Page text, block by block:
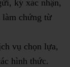
ký xác nhận,
chứng từ
vụ chọn lựa,
hình thức.